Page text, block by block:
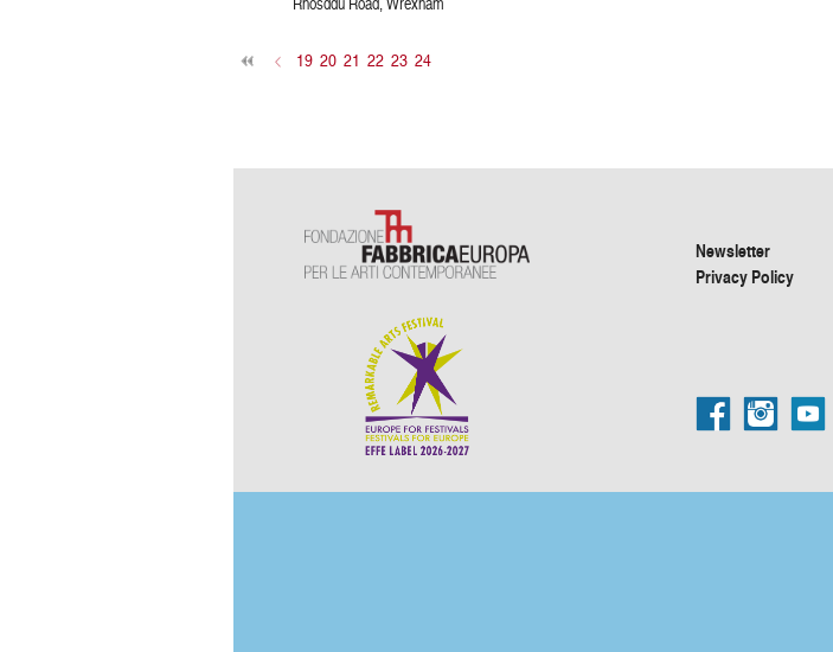
< 19 20 21 22 23 24
Newsletter
Privacy Policy